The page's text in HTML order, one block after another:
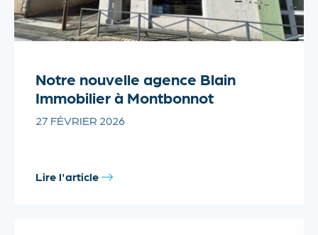
Notre nouvelle agence Blain
Immobilier à Montbonnot
27 FÉVRIER 2026
Lire l'article